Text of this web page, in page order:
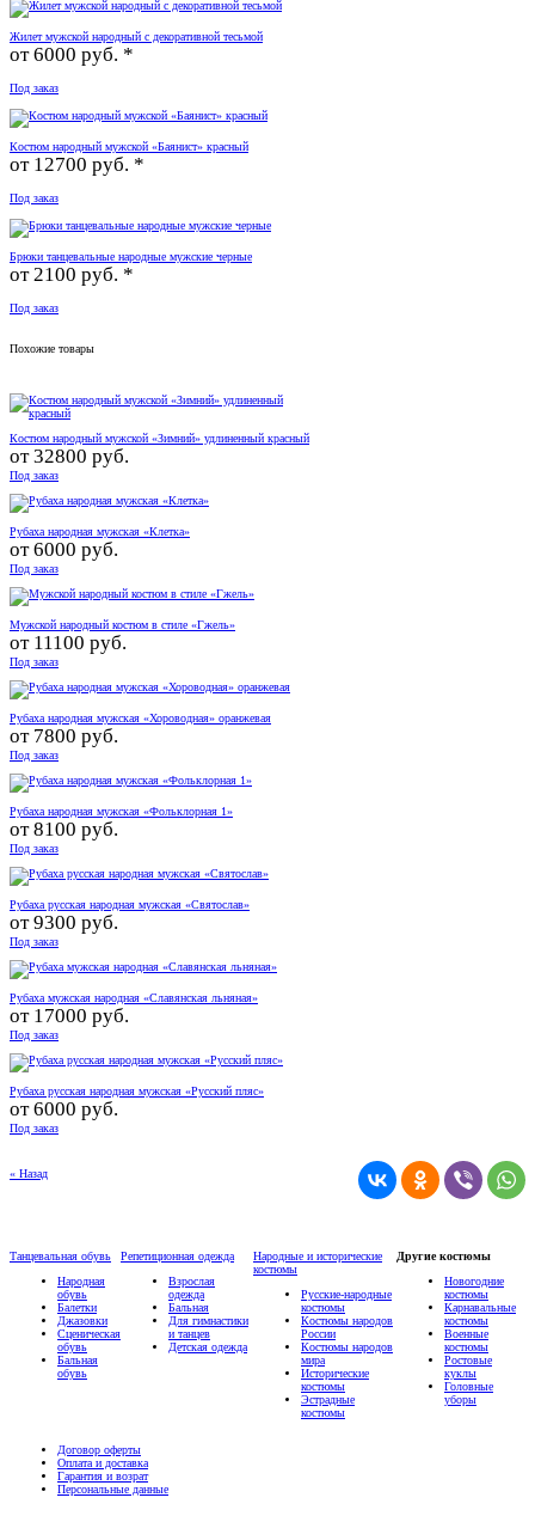
Жилет мужской народный с декоративной тесьмой
от6000 руб. *
Под заказ
Костюм народный мужской «Баянист» красный
от 12700 руб. *
Под заказ
Брюки танцевальные народные мужские черные
от2100 руб. *
Под заказ
Похожие товары
Костюм народный мужской «Зимний» удлиненный красный
от32800 руб.
Под заказ
Рубаха народная мужская «Клетка»
от6000 руб.
Под заказ
Мужской народный костюм в стиле «Гжель»
от 11100 руб.
Под заказ
Рубаха народная мужская «Хороводная» оранжевая
от 7800 руб.
Под заказ
Рубаха народная мужская «Фольклорная 1»
от8100 руб.
Под заказ
Рубаха русская народная мужская «Святослав»
от9300 руб.
Под заказ
Рубаха мужская народная «Славянская льняная»
от 17000 руб.
Под заказ
Рубаха русская народная мужская «Русский пляс»
от6000 руб.
Под заказ
« Назад
Танцевальная обувь
Народная
обувь
Балетки
Джазовки
Сценическая
обувь
Бальная
обувь
Репетиционная одежда
Взрослая
одежда
Бальная
Для гимнастики
и танцев
Детская одежда
Народные и исторические
костюмы
Русские-народные
костюмы
Костюмы народов
России
Костюмы народов
мира
Исторические
костюмы
Эстрадные
костюмы
Другие костюмы
Новогодние
костюмы
Карнавальные
костюмы
Военные
костюмы
Ростовые
куклы
Головные
уборы
Договор оферты
Оплата и доставка
Гарантия и возрат
Персональные данные